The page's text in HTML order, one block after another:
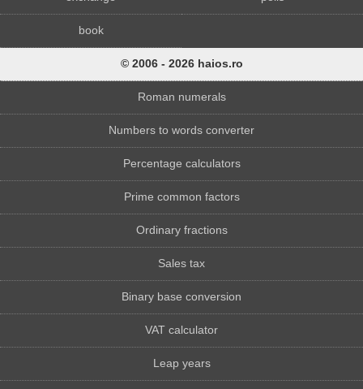
book
© 2006 - 2026 haios.ro
Roman numerals
Numbers to words converter
Percentage calculators
Prime common factors
Ordinary fractions
Sales tax
Binary base conversion
VAT calculator
Leap years